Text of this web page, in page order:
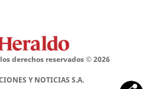
derechos reservados ©2026
Y NOTICIAS S.A.